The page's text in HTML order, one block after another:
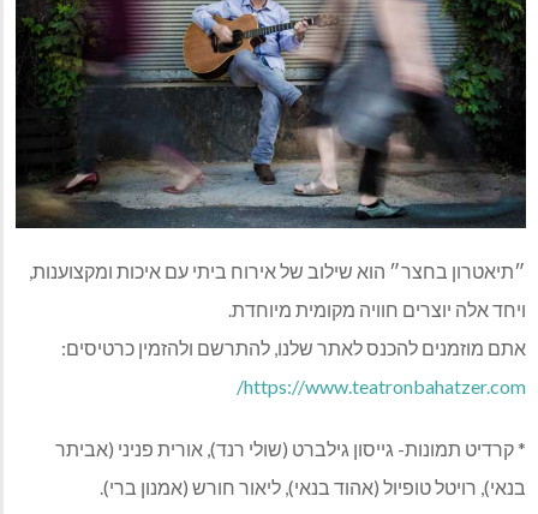
״תיאטרון בחצר״ הוא שילוב של אירוח ביתי עם איכות ומקצוענות,
ויחד אלה יוצרים חוויה מקומית מיוחדת.
אתם מוזמנים להכנס לאתר שלנו, להתרשם ולהזמין כרטיסים:
https://www.teatronbahatzer.com/
* קרדיט תמונות- גייסון גילברט (שולי רנד), אורית פניני (אביתר
בנאי), רויטל טופיול (אהוד בנאי), ליאור חורש (אמנון ברי).